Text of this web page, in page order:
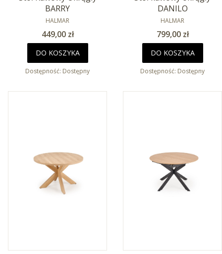
BARRY
PRODUCENT
HALMAR
Cena
449,00 zł
DO KOSZYKA
Dostępność: Dostępny
DANILO
PRODUCENT
HALMAR
Cena
799,00 zł
DO KOSZYKA
Dostępność: Dostępny